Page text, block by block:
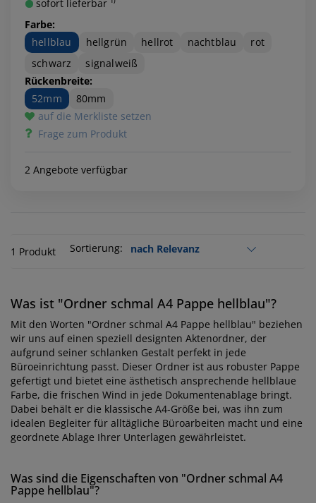
sofort lieferbar ¹⁾
Farbe:
hellblau
hellgrün hellrot nachtblau
rot
schwarz
signalweiß
Rückenbreite:
52mm
80mm
auf die Merkliste setzen
Frage zum Produkt
2 Angebote verfügbar
1 Produkt Sortierung:
Was ist "Ordner schmal A4 Pappe hellblau"?
Mit den Worten "Ordner schmal A4 Pappe hellblau" beziehen
wir uns auf einen speziell designten Aktenordner, der
aufgrund seiner schlanken Gestalt perfekt in jede
Büroeinrichtung passt. Dieser Ordner ist aus robuster Pappe
gefertigt und bietet eine ästhetisch ansprechende hellblaue
Farbe, die frischen Wind in jede Dokumentenablage bringt.
Dabei behält er die klassische A4-Größe bei, was ihn zum
idealen Begleiter für alltägliche Büroarbeiten macht und eine
geordnete Ablage Ihrer Unterlagen gewährleistet.
Was sind die Eigenschaften von "Ordner schmal A4
Pappe hellblau"?